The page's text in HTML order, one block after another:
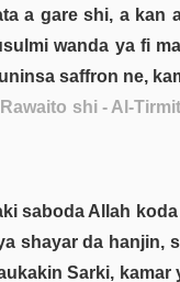
a gare shi, a
wanda ya fi
saffron ne,
shi - Al-
saboda Allah
shayar da hanjin,
Sarki,